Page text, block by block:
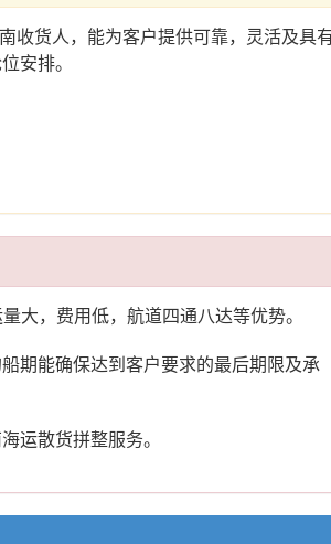
收货人，能为客户提供可靠，灵活及具
安排。
大，费用低，航道四通八达等优势。
期能确保达到客户要求的最后期限及承
运散货拼整服务。